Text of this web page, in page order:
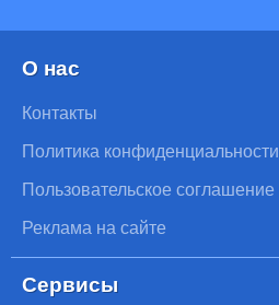
О нас
Контакты
Политика конфиденциальности
Пользовательское соглашение
Реклама на сайте
Сервисы